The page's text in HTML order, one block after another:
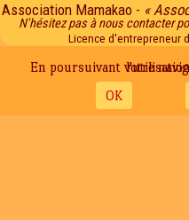
Association Mamakao - «
N'hésitez pas à nous contacter
Licence d'entrepreneur
En poursuivant votre navigation
OK